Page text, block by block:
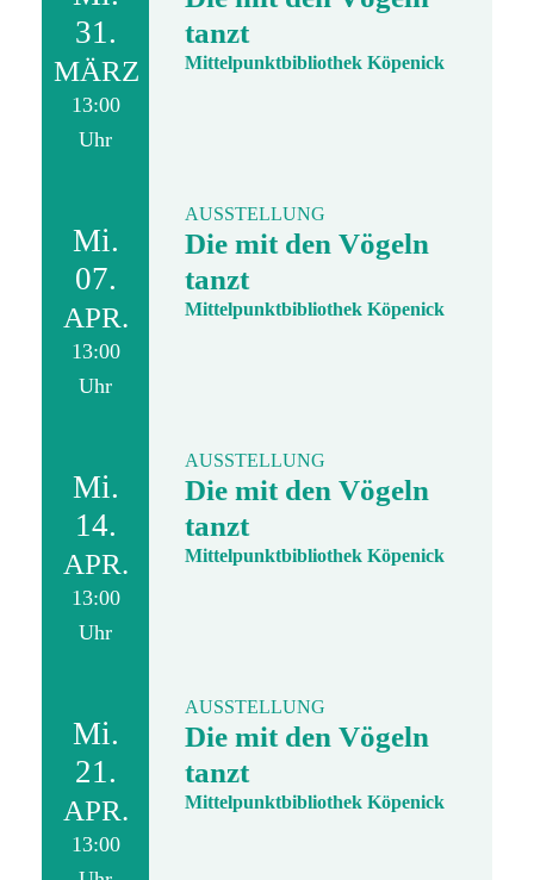
31.
MÄRZ
13:00
Uhr
tanzt
Mittelpunktbibliothek Köpenick
Mi.
07.
APR.
13:00
Uhr
AUSSTELLUNG
Die mit den Vögeln
tanzt
Mittelpunktbibliothek Köpenick
Mi.
14.
APR.
13:00
Uhr
AUSSTELLUNG
Die mit den Vögeln
tanzt
Mittelpunktbibliothek Köpenick
Mi.
21.
APR.
13:00
AUSSTELLUNG
Die mit den Vögeln
tanzt
Mittelpunktbibliothek Köpenick